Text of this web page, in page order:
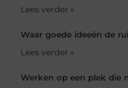
Lees verder »
Waar goede ideeën de
Lees verder »
Werken op een plek die